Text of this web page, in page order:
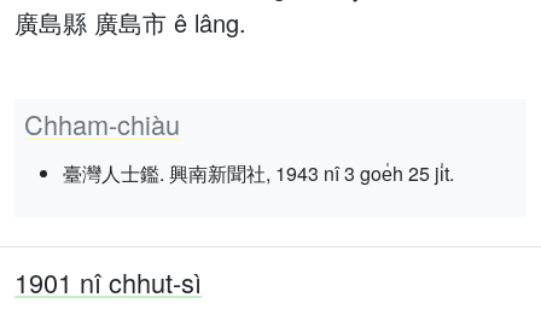
廣島縣 廣島市 ê lâng.
Chham-chiàu
臺灣人士鑑. 興南新聞社, 1943 nî 3 goe̍h 25 ji̍t.
1901 nî chhut-sì